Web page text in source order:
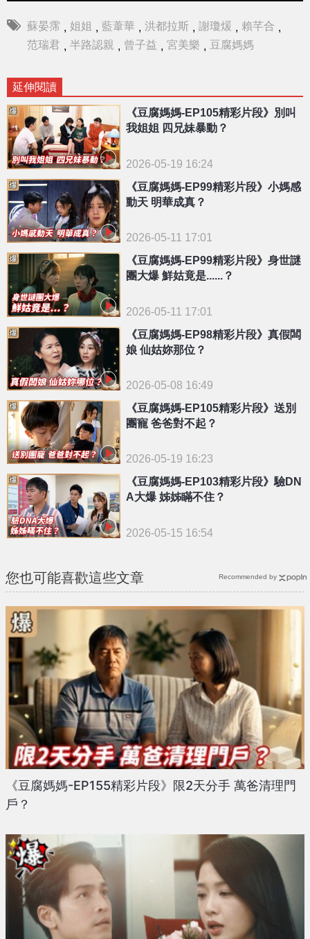
蘇晏霈 , 姐姐 , 藍葦華 , 洪都拉斯 , 謝瓊煖 , 賴芊合 ,
范瑞君 , 半路認親 , 曾子益 , 宮美樂 , 豆腐媽媽
延伸閱讀
《豆腐媽媽-EP105精彩片段》別叫
我姐姐 四兄妹暴動？
2026-05-19 16:24
《豆腐媽媽-EP99精彩片段》小媽感
動天 明華成真？
2026-05-11 17:01
《豆腐媽媽-EP99精彩片段》身世謎
團大爆 鮮姑竟是......？
2026-05-11 17:01
《豆腐媽媽-EP98精彩片段》真假闆
娘 仙姑妳那位？
2026-05-08 16:49
《豆腐媽媽-EP105精彩片段》送別
團寵 爸爸對不起？
2026-05-19 16:23
《豆腐媽媽-EP103精彩片段》驗DN
A大爆 姊姊瞞不住？
2026-05-15 16:54
您也可能喜歡這些文章
《豆腐媽媽-EP155精彩片段》限2天分手 萬爸清理門
戶？
Recommended by